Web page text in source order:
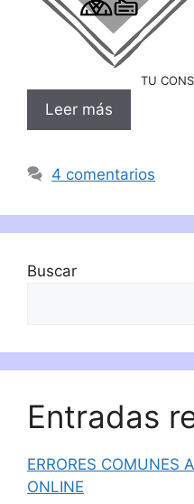
TU
Leer más
4 comentarios
Buscar
Entradas
ERRORES COMUNES
ONLINE